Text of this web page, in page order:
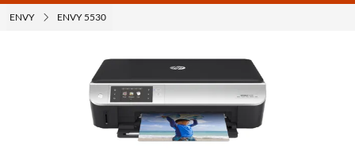
ENVY ENVY 5530